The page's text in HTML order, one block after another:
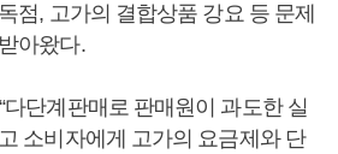
점, 고가의 결합상품 강요 등 문제
아왔다.
다단계판매로 판매원이 과도한 실
소비자에게 고가의 요금제와 단